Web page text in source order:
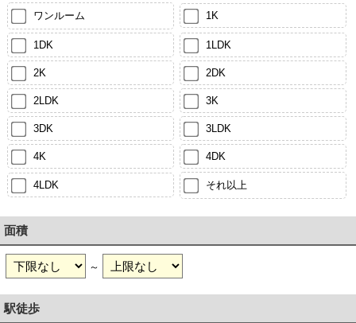
ワンルーム 1K
1DK 1LDK
2K 2DK
2LDK 3K
3DK 3LDK
4K 4DK
4LDK それ以上
面積
～
駅徒歩